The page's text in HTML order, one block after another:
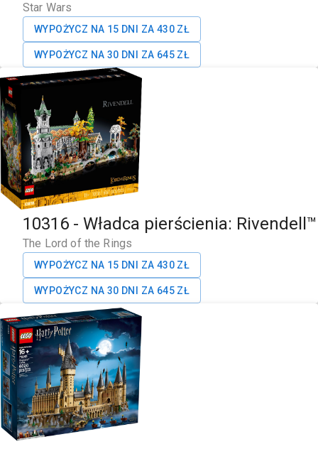
Star Wars
WYPOŻYCZ NA 15 DNI ZA 430 ZŁ
WYPOŻYCZ NA 30 DNI ZA 645 ZŁ
10316 - Władca pierścienia: Rivendell™
The Lord of the Rings
WYPOŻYCZ NA 15 DNI ZA 430 ZŁ
WYPOŻYCZ NA 30 DNI ZA 645 ZŁ